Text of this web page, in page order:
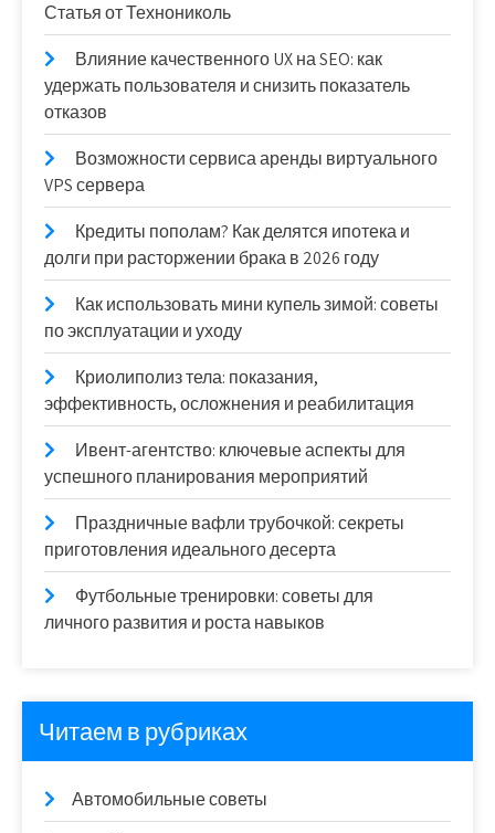
Статья от Технониколь
Влияние качественного UX на SEO: как
удержать пользователя и снизить показатель
отказов
Возможности сервиса аренды виртуального
VPS сервера
Кредиты пополам? Как делятся ипотека и
долги при расторжении брака в 2026 году
Как использовать мини купель зимой: советы
по эксплуатации и уходу
Криолиполиз тела: показания,
эффективность, осложнения и реабилитация
Ивент-агентство: ключевые аспекты для
успешного планирования мероприятий
Праздничные вафли трубочкой: секреты
приготовления идеального десерта
Футбольные тренировки: советы для
личного развития и роста навыков
Читаем в рубриках
Автомобильные советы